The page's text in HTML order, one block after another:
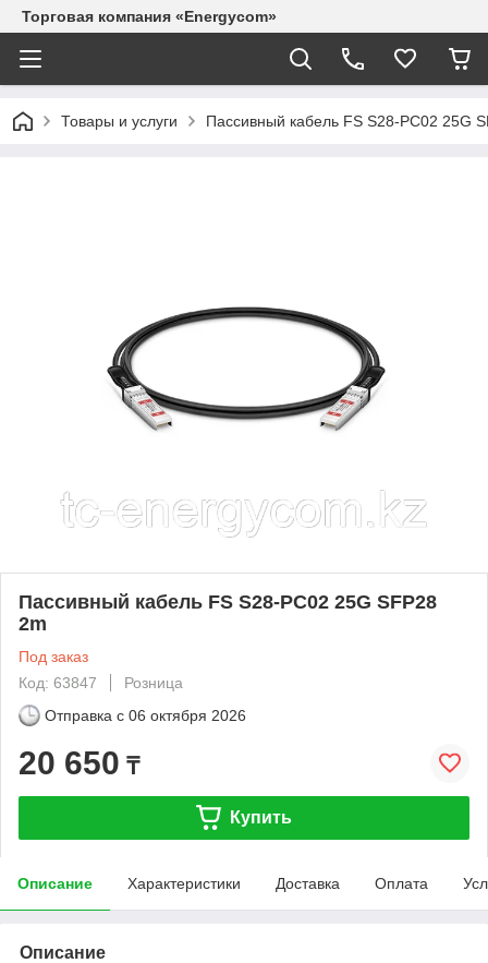
Торговая компания «Energycom»
Товары и услуги Пассивный кабель FS S28-PC02 25G
Пассивный кабель FS S28-PC02 25G SFP28
2m
Под заказ
Код: 63847
Розница
Отправка с 06 октября 2026
20 650 ₸
Купить
Описание Характеристики Доставка Оплата
Описание